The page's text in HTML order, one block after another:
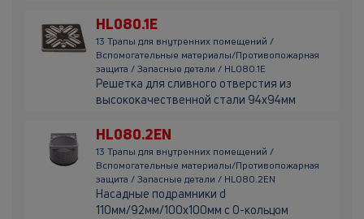
HL080.1E
13 Трапы для внутренних помещений /
Вспомогательные материалы/Противопожарная
защита / Запасные детали / HL080.1E
Решетка для сливного отверстия из
высококачественной стали 94х94мм
HL080.2EN
13 Трапы для внутренних помещений /
Вспомогательные материалы/Противопожарная
защита / Запасные детали / HL080.2EN
Насадные подрамники d
110мм/92мм/100х100мм с О-кольцом